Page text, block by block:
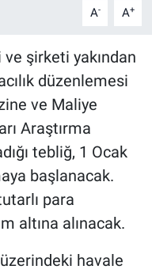
A- A+
şirketi yakından
düzenlemesi
ve Maliye
Araştırma
tebliğ, 1 Ocak
başlanacak.
para
altına alınacak.
havale